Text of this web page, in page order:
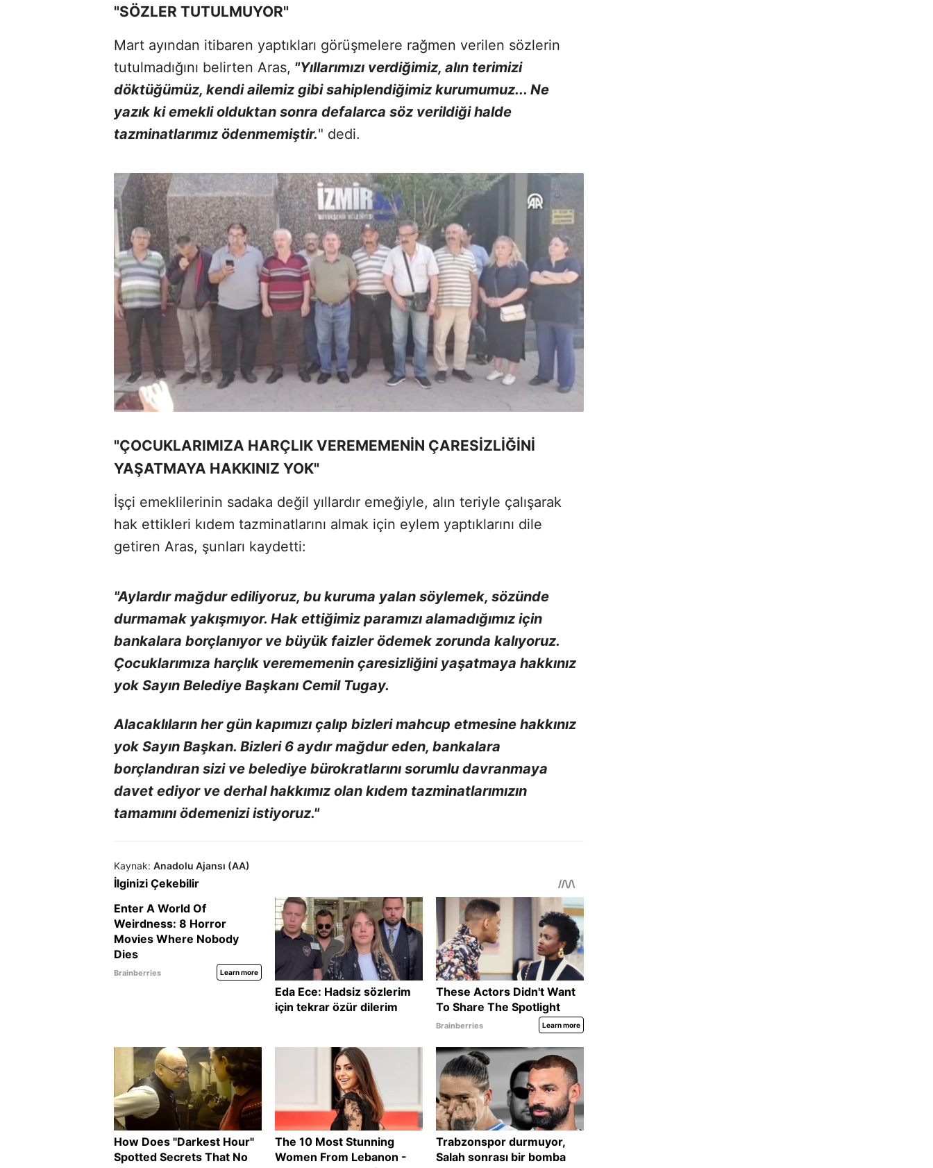
"SÖZLER TUTULMUYOR"
Mart ayından itibaren yaptıkları görüşmelere rağmen verilen sözlerin
tutulmadığını belirten Aras, "Yıllarımızı verdiğimiz, alın terimizi
döktüğümüz, kendi ailemiz gibi sahiplendiğimiz kurumumuz... Ne
yazık ki emekli olduktan sonra defalarca söz verildiği halde
tazminatlarımız ödenmemiştir." dedi.
"ÇOCUKLARIMIZA HARÇLIK VEREMEMENİN ÇARESİZLİĞİNİ
YAŞATMAYA HAKKINIZ YOK"
İşçi emeklilerinin sadaka değil yıllardır emeğiyle, alın teriyle çalışarak
hak ettikleri kıdem tazminatlarını almak için eylem yaptıklarını dile
getiren Aras, şunları kaydetti:
"Aylardır mağdur ediliyoruz, bu kuruma yalan söylemek, sözünde
durmamak yakışmıyor. Hak ettiğimiz paramızı alamadığımız için
bankalara borçlanıyor ve büyük faizler ödemek zorunda kalıyoruz.
Çocuklarımıza harçlık verememenin çaresizliğini yaşatmaya hakkınız
yok Sayın Belediye Başkanı Cemil Tugay.
Alacaklıların her gün kapımızı çalıp bizleri mahcup etmesine hakkınız
yok Sayın Başkan. Bizleri 6 aydır mağdur eden, bankalara
borçlandıran sizi ve belediye bürokratlarını sorumlu davranmaya
davet ediyor ve derhal hakkımız olan kıdem tazminatlarımızın
tamamını ödemenizi istiyoruz."
Kaynak: Anadolu Ajansı (AA)